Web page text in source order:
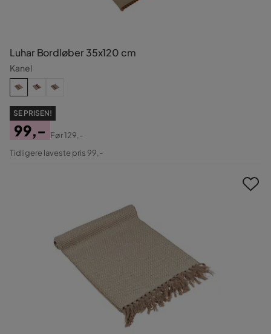
Luhar Bordløber 35x120 cm
Kanel
SE PRISEN!
Pris
99,-
Original
Før129,-
Tidligere laveste pris 99,-